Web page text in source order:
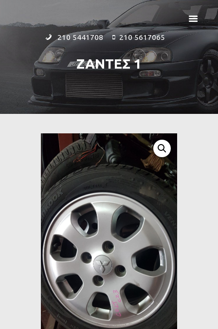
210 5441708 210 5617065
ΖΑΝΤΕΣ 1
ΑΡΧΙΚΗ
ΕΤΑΙΡΕΙΑ
ΠΡΟΪΟΝΤΑ